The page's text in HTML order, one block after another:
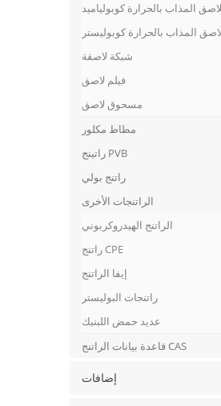
المذاب بالحرارة كوبولياميد
المذاب بالحرارة كوبوليستر
شبكة لاصقة
فيلم لاصق
مسحوق لاصق
مطاط مكلور
راتينج PVB
راتنج بولي
الراتنجات الأخرى
الراتنج الهيدروكربوني
راتنج CPE
إيفا الراتنج
راتنجات البوليستر
عديد حمض اللبنيك
قاعدة بيانات الراتنج CAS
إضافات